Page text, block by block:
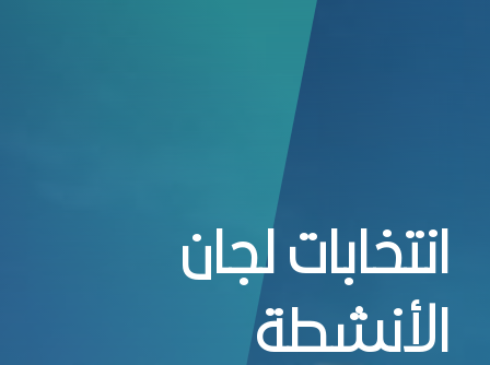
تشكيل - غرفة جدة
انتخابات لجان
الأنشطة